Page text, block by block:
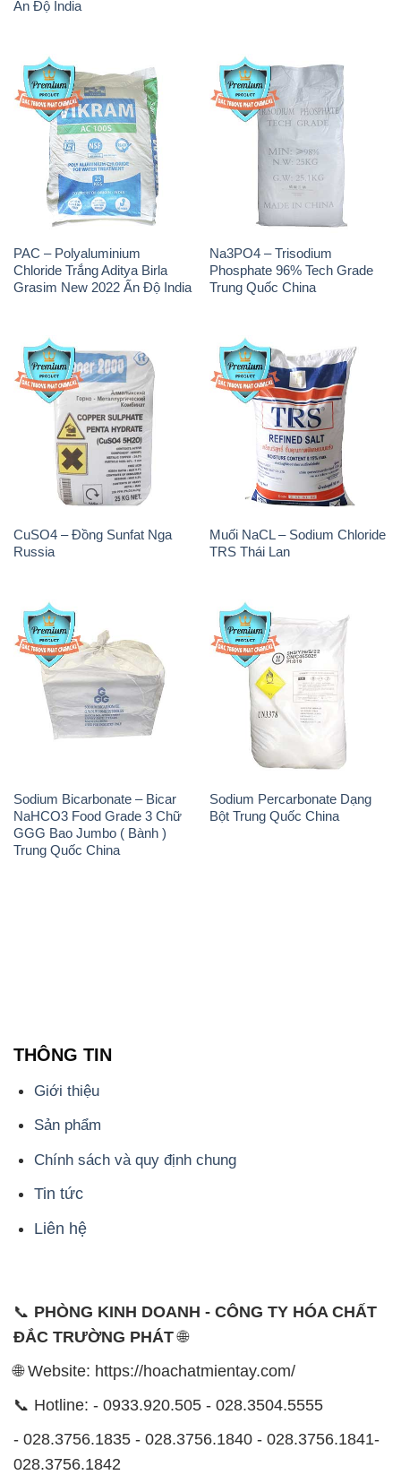
Ấn Độ India
PAC – Polyaluminium
Chloride Trắng Aditya Birla
Grasim New 2022 Ấn Độ India
Na3PO4 – Trisodium
Phosphate 96% Tech Grade
Trung Quốc China
CuSO4 – Đồng Sunfat Nga
Russia
Muối NaCL – Sodium Chloride
TRS Thái Lan
Sodium Bicarbonate – Bicar
NaHCO3 Food Grade 3 Chữ
GGG Bao Jumbo ( Bành )
Trung Quốc China
Sodium Percarbonate Dạng
Bột Trung Quốc China
THÔNG TIN
Giới thiệu
Sản phẩm
Chính sách và quy định chung
Tin tức
Liên hệ
📞 PHÒNG KINH DOANH - CÔNG TY HÓA CHẤT
ĐẮC TRƯỜNG PHÁT🌐
🌐 Website: https://hoachatmientay.com/
📞 Hotline: - 0933.920.505 - 028.3504.5555
- 028.3756.1835 - 028.3756.1840 - 028.3756.1841-
028.3756.1842